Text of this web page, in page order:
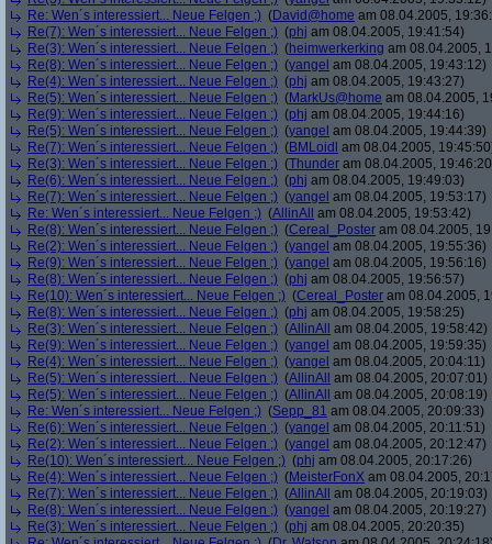
Re: Wen´s interessiert... Neue Felgen ;) (David@home am 08.04.2005,
Re(7): Wen´s interessiert... Neue Felgen ;) (phj am 08.04.2005, 19:41:54)
Re(3): Wen´s interessiert... Neue Felgen ;) (heimwerkerking am 08.04.2005,
Re(8): Wen´s interessiert... Neue Felgen ;) (yangel am 08.04.2005, 19:43:12)
Re(4): Wen´s interessiert... Neue Felgen ;) (phj am 08.04.2005, 19:43:27)
Re(5): Wen´s interessiert... Neue Felgen ;) (MarkUs@home am 08.04.2005,
Re(9): Wen´s interessiert... Neue Felgen ;) (phj am 08.04.2005, 19:44:16)
Re(5): Wen´s interessiert... Neue Felgen ;) (yangel am 08.04.2005, 19:44:39)
Re(7): Wen´s interessiert... Neue Felgen ;) (BMLoidl am 08.04.2005,
Re(3): Wen´s interessiert... Neue Felgen ;) (Thunder am 08.04.2005,
Re(6): Wen´s interessiert... Neue Felgen ;) (phj am 08.04.2005, 19:49:03)
Re(7): Wen´s interessiert... Neue Felgen ;) (yangel am 08.04.2005, 19:53:17)
Re: Wen´s interessiert... Neue Felgen ;) (AllinAll
am 08.04.2005, 19:53:42)
Re(8): Wen´s interessiert... Neue Felgen ;) (Cereal_Poster am 08.04.2005,
Re(2): Wen´s interessiert... Neue Felgen ;) (yangel am 08.04.2005, 19:55:36)
Re(9): Wen´s interessiert... Neue Felgen ;) (yangel am 08.04.2005, 19:56:16)
Re(8): Wen´s interessiert... Neue Felgen ;) (phj am 08.04.2005, 19:56:57)
Re(10): Wen´s interessiert... Neue Felgen ;) (Cereal_Poster am 08.04.2005,
Re(8): Wen´s interessiert... Neue Felgen ;) (phj am 08.04.2005, 19:58:25)
Re(3): Wen´s interessiert... Neue Felgen ;) (AllinAll
am 08.04.2005, 19:58:42)
Re(9): Wen´s interessiert... Neue Felgen ;) (yangel am 08.04.2005, 19:59:35)
Re(4): Wen´s interessiert... Neue Felgen ;) (yangel am 08.04.2005, 20:04:11)
Re(5): Wen´s interessiert... Neue Felgen ;) (AllinAll
am 08.04.2005, 20:07:01)
Re(5): Wen´s interessiert... Neue Felgen ;) (AllinAll
am 08.04.2005, 20:08:19)
Re: Wen´s interessiert... Neue Felgen ;) (Sepp_81 am 08.04.2005, 20:09:33)
Re(6): Wen´s interessiert... Neue Felgen ;) (yangel am 08.04.2005, 20:11:51)
Re(2): Wen´s interessiert... Neue Felgen ;) (yangel am 08.04.2005, 20:12:47)
Re(10): Wen´s interessiert... Neue Felgen ;) (phj am 08.04.2005, 20:17:26)
Re(4): Wen´s interessiert... Neue Felgen ;) (MeisterFonX am 08.04.2005,
Re(7): Wen´s interessiert... Neue Felgen ;) (AllinAll
am 08.04.2005, 20:19:03)
Re(8): Wen´s interessiert... Neue Felgen ;) (yangel am 08.04.2005, 20:19:27)
Re(3): Wen´s interessiert... Neue Felgen ;) (phj am 08.04.2005, 20:20:35)